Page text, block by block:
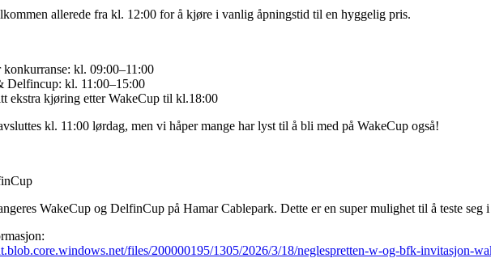
allerede fra kl. 12:00 for å kjøre i vanlig åpningstid til en hyggelig pris.
kl. 09:00–11:00
Delfincup: kl. 11:00–15:00
ekstra kjøring etter WakeCup til kl.18:00
kl. 11:00 lørdag, men vi håper mange har lyst til å bli med på WakeCup også!
WakeCup og DelfinCup på Hamar Cablepark. Dette er en super mulighet til å teste
files/200000195/1305/2026/3/18/neglespretten-w-og-bfk-invitasjon-